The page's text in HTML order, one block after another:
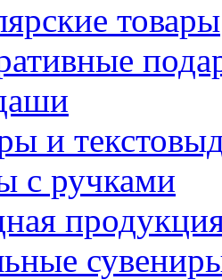
товары
и
с ручками